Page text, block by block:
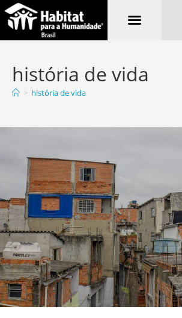
história de vida
> história de vida